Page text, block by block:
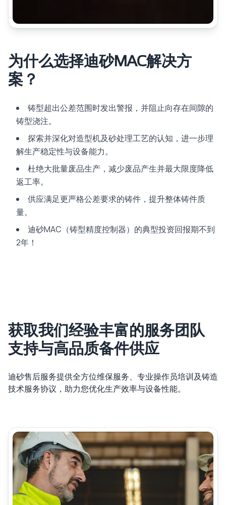
为什么选择迪砂MAC解决方
案？
铸型超出公差范围时发出警报，并阻止向存在间隙的
铸型浇注。
探索并深化对造型机及砂处理工艺的认知，进一步理
解生产稳定性与设备能力。
杜绝大批量废品生产，减少废品产生并最大限度降低
返工率。
供应满足更严格公差要求的铸件，提升整体铸件质
量。
迪砂MAC（铸型精度控制器）的典型投资回报期不到
2年！
获取我们经验丰富的服务团队
支持与高品质备件供应
迪砂售后服务提供全方位维保服务、专业操作员培训及铸造
技术服务协议，助力您优化生产效率与设备性能。